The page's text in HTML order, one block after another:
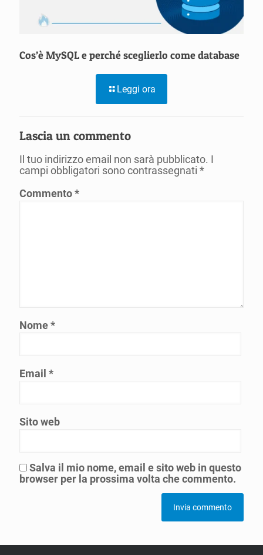
Cos’è MySQL e perché sceglierlo come database
Leggi ora
Lascia un commento
Il tuo indirizzo email non sarà pubblicato. I
campi obbligatori sono contrassegnati *
Commento*
Nome*
Email *
Sito web
Salva il mio nome, email e sito web in questo
browser per la prossima volta che commento.